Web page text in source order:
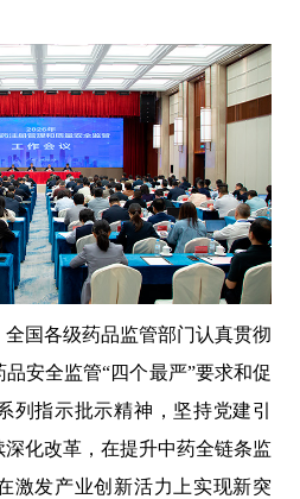
国各级药品监管部门认真贯彻
安全监管“四个最严”要求和促
列指示批示精神，坚持党建引
化改革，在提升中药全链条监
激发产业创新活力上实现新突